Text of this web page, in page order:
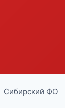
Сибирский ФО